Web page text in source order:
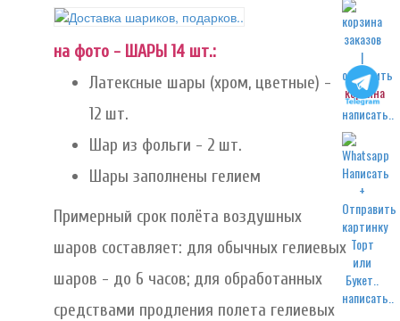
корзина
написать..
написать..
на фото - ШАРЫ 14 шт.:
Латексные шары (хром, цветные) -
12 шт.
Шар из фольги - 2 шт.
Шары заполнены гелием
Примерный срок полёта воздушных
шаров составляет: для обычных гелиевых
шаров - до 6 часов; для обработанных
средствами продления полета гелиевых